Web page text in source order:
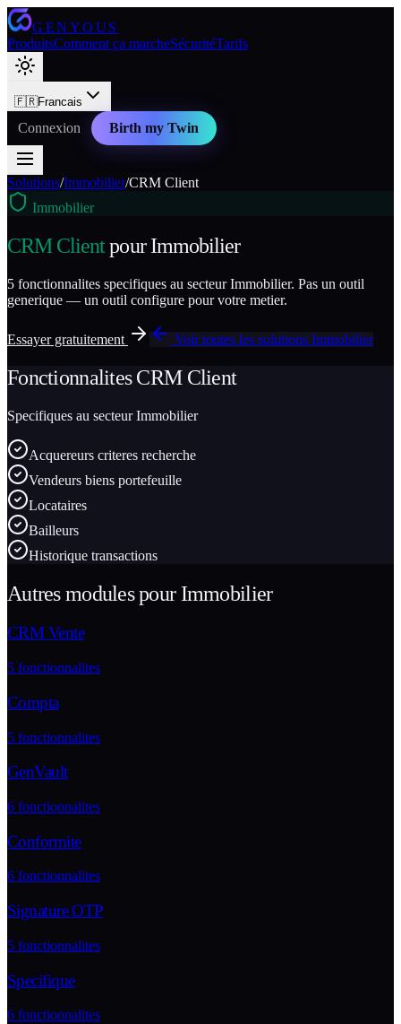
GENYOUS
ProduitsComment ça marcheSécuritéTarifs
🇫🇷Francais
Connexion Birth my Twin
Solutions/Immobilier/CRM Client
Immobilier
CRM ClientpourImmobilier
5 fonctionnalites specifiques au secteurImmobilier. Pas un outil
generique — un outil configure pour votre metier.
Essayer gratuitement Voir toutes les solutions Immobilier
FonctionnalitesCRM Client
Specifiques au secteurImmobilier
Acquereurs criteres recherche
Vendeurs biens portefeuille
Locataires
Bailleurs
Historique transactions
Autres modules pour Immobilier
CRM Vente
5 fonctionnalites
Compta
5 fonctionnalites
GenVault
6 fonctionnalites
Conformite
6 fonctionnalites
Signature OTP
5 fonctionnalites
Specifique
6 fonctionnalites